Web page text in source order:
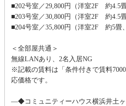
■202号室／29,800円（洋室2F 約4.5
■203号室／30,800円（洋室2F 約4.5
■204号室／35,800円（洋室2F 約5畳
＜全部屋共通＞
無線LANあり、2名入居NG
※記載の賃料は「条件付きで賃料
応価格です。
―◆コミュニティーハウス横浜井土